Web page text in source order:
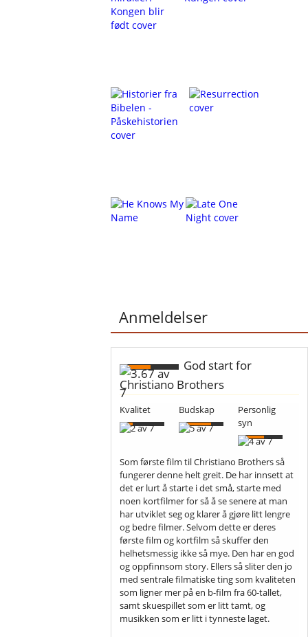
Anmeldelser
God start for
Christiano Brothers
Kvalitet Budskap
Personlig
syn
Som første film til Christiano Brothers så
fungerer denne helt greit. De har innsett at
det er lurt å starte i det små, starte med
noen kortfilmer for så å se senere at man
har utviklet seg og klarer å gjøre litt lengre
og bedre filmer. Selvom dette er deres
første film og kortfilm så skuffer den
helhetsmessig ikke så mye. Den har en god
og oppfinnsom story. Ellers så sliter den jo
med sentrale filmatiske ting som kvaliteten
som ligner mer på en b-film fra 60-tallet,
samt skuespillet som er litt tamt, og
musikken som er litt i tynneste laget.